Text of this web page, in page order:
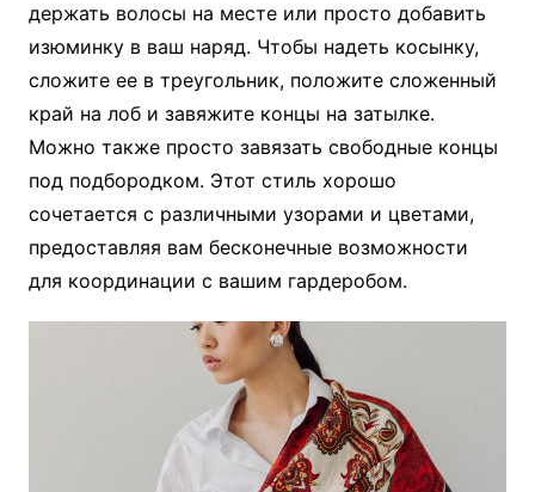
держать волосы на месте или просто добавить
изюминку в ваш наряд. Чтобы надеть косынку,
сложите ее в треугольник, положите сложенный
край на лоб и завяжите концы на затылке.
Можно также просто завязать свободные концы
под подбородком. Этот стиль хорошо
сочетается с различными узорами и цветами,
предоставляя вам бесконечные возможности
для координации с вашим гардеробом.